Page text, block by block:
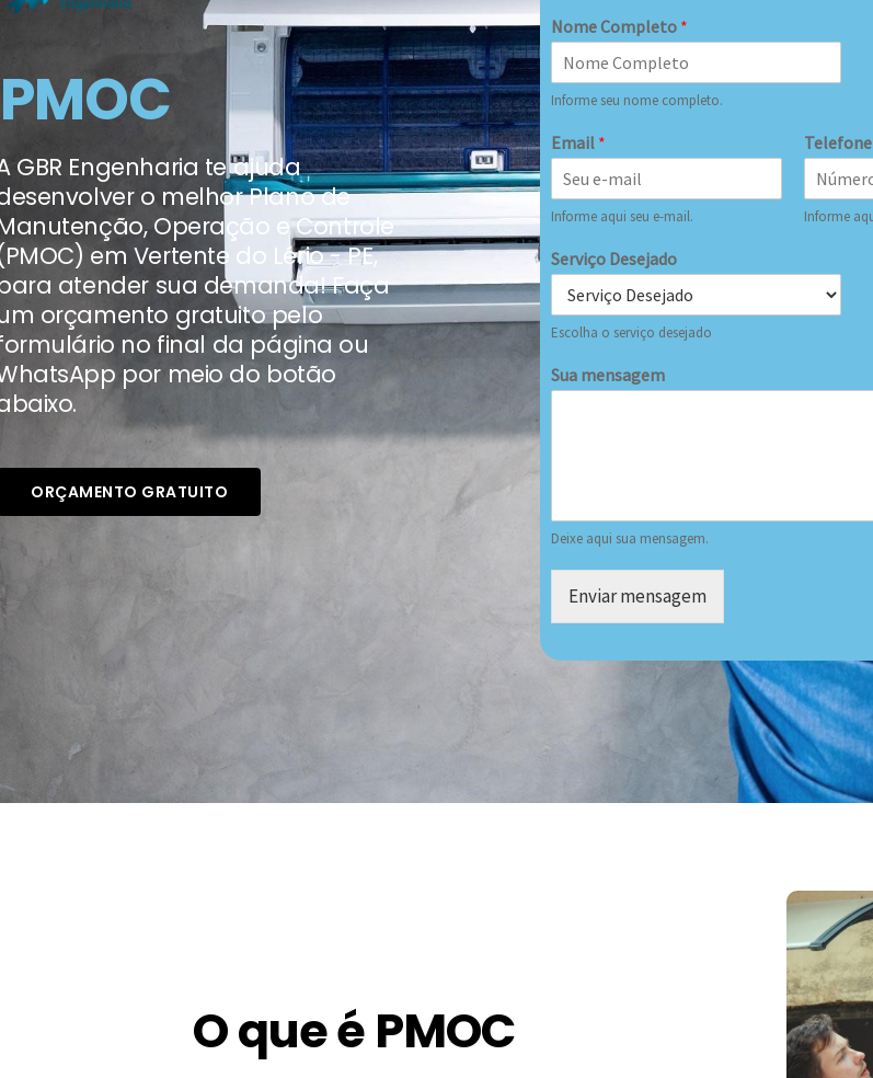
PMOC
GBR Engenharia te ajuda
o melhor Plano de
Operação e Controle
em Vertente do Lério - PE,
atender sua demanda! Faça
orçamento gratuito pelo
no final da página ou
por meio do botão
ORÇAMENTO GRATUITO
Nome Completo *
Informe seu nome completo.
Email *
Informe aqui seu e-mail.
Telefone
Informe
Serviço Desejado
Escolha o serviço desejado
Sua mensagem
Deixe aqui sua mensagem.
Enviar mensagem
O que é PMOC